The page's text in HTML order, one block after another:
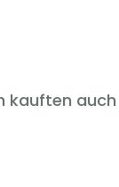
sodass Sie Ihre
der Handschuhe,
kauften auch